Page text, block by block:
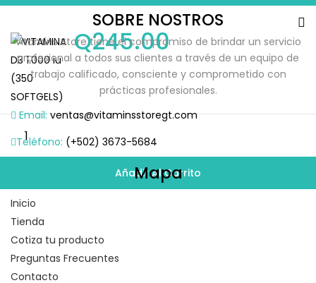
Q245.00
Añadir Al Carrito
SOBRE NOSTROS
Vitamins Store tiene el compromiso de brindar un servicio
profesional a todos sus clientes a través de un equipo de
trabajo calificado, consciente y comprometido con
prácticas profesionales.
Email:ventas@vitaminsstoregt.com
Teléfono: (+502) 3673-5684
Mapa
Inicio
Tienda
Cotiza tu producto
Preguntas Frecuentes
Contacto